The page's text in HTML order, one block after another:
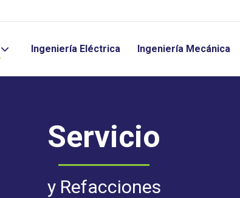
Ingeniería Eléctrica Ingeniería Mecánica
Servicio
y Refacciones